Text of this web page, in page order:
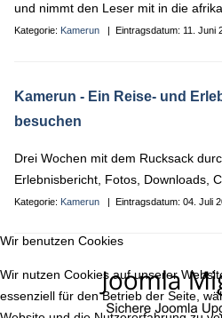
und nimmt den Leser mit in die
Kategorie: Kamerun | Eintragsdatum: 11. Juni
Kamerun - Ein Reise- und
besuchen
Drei Wochen mit dem Rucksack
Erlebnisbericht, Fotos, Downloads,
Kategorie: Kamerun | Eintragsdatum: 04. Juli
Wir benutzen Cookies
Wir nutzen Cookies auf unserer
essenziell für den Betrieb der Seite,